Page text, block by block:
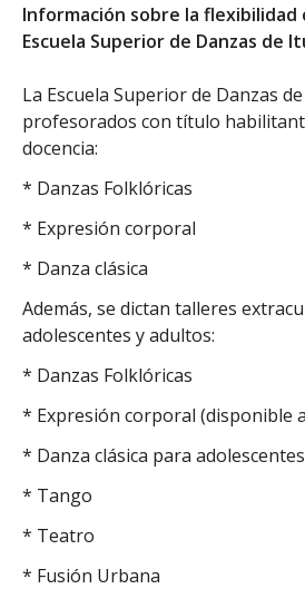
Información sobre la flexibilidad
Escuela Superior de Danzas de
La Escuela Superior de Danzas
profesorados con título
docencia:
* Danzas Folklóricas
* Expresión corporal
* Danza clásica
Además, se dictan talleres
adolescentes y adultos:
* Danzas Folklóricas
* Expresión corporal (disponible
* Danza clásica para
* Tango
* Teatro
* Fusión Urbana